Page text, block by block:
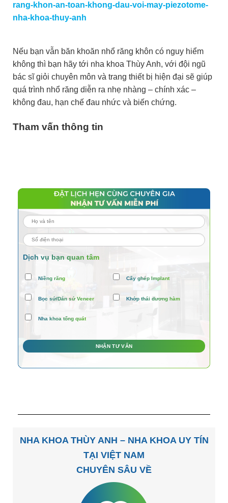
rang-khon-an-toan-khong-dau-voi-may-piezotome-
nha-khoa-thuy-anh
Nếu bạn vẫn băn khoăn nhổ răng khôn có nguy hiểm
không thì bạn hãy tới nha khoa Thùy Anh, với đội ngũ
bác sĩ giỏi chuyên môn và trang thiết bị hiện đại sẽ giúp
quá trình nhổ răng diễn ra nhẹ nhàng – chính xác –
không đau, hạn chế đau nhức và biến chứng.
Tham vấn thông tin
Dịch vụ bạn quan tâm
Niềng răng Cấy ghép Implant
Bọc sứ/Dán sứ Veneer Khớp thái dương hàm
Nha khoa tổng quát
NHA KHOA THÙY ANH – NHA KHOA UY TÍN
TẠI VIỆT NAM
CHUYÊN SÂU VỀ